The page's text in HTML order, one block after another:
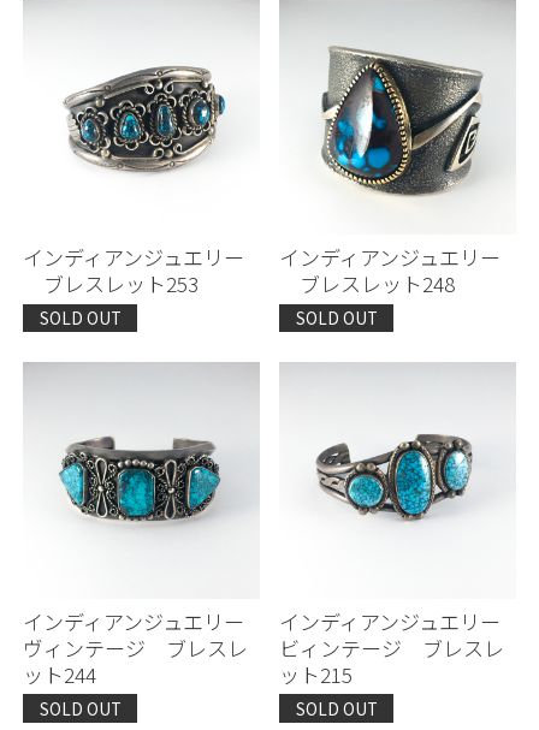
インディアンジュエリー
ブレスレット253
SOLD OUT
インディアンジュエリー
ブレスレット248
SOLD OUT
インディアンジュエリー
ヴィンテージ ブレスレ
ット244
SOLD OUT
インディアンジュエリー
ビィンテージ ブレスレ
ット215
SOLD OUT